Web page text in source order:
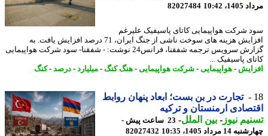
10:42
82027484
شرکت هواپیمایی کاتای پاسیفیک علیرغم
افزایش هزینه های سوخت ناشی از جنگ ایران، 71 درصد افزایش یافت. به
گزارش سرویس ترجمه شفقنا، فرانس24 نوشت: - شفقنا- سود شرکت هواپیمایی
پاسیفیک ...
-هواپیمایی-شرکت هواپیمایی-هنگ کنگ-میلیارد-درصد-کنگ
تجارت در بن بست؛ ابعاد پنهان روابط
ارمنستان و ترکیه
نیوز-بین الملل-
23 ساعت پیش -
مرداد 1405، 10:35
82027432